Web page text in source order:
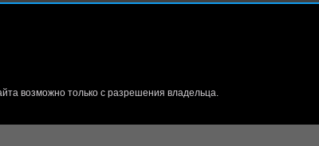
возможно только с разрешения владельца.